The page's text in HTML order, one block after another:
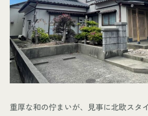
重厚な和の佇まいが、見事に北欧スタ